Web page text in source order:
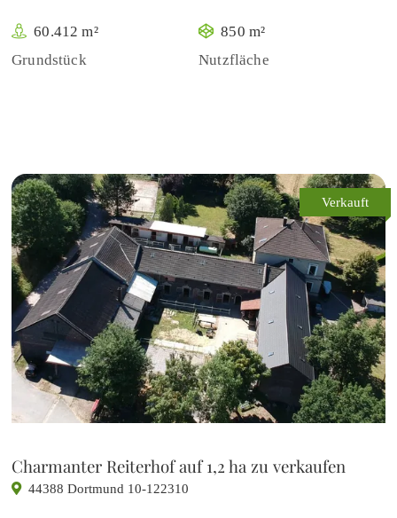
60.412 m²
Grundstück
850 m²
Nutzfläche
Verkauft
Charmanter Reiterhof auf 1,2 ha zu verkaufen
44388 Dortmund 10-122310